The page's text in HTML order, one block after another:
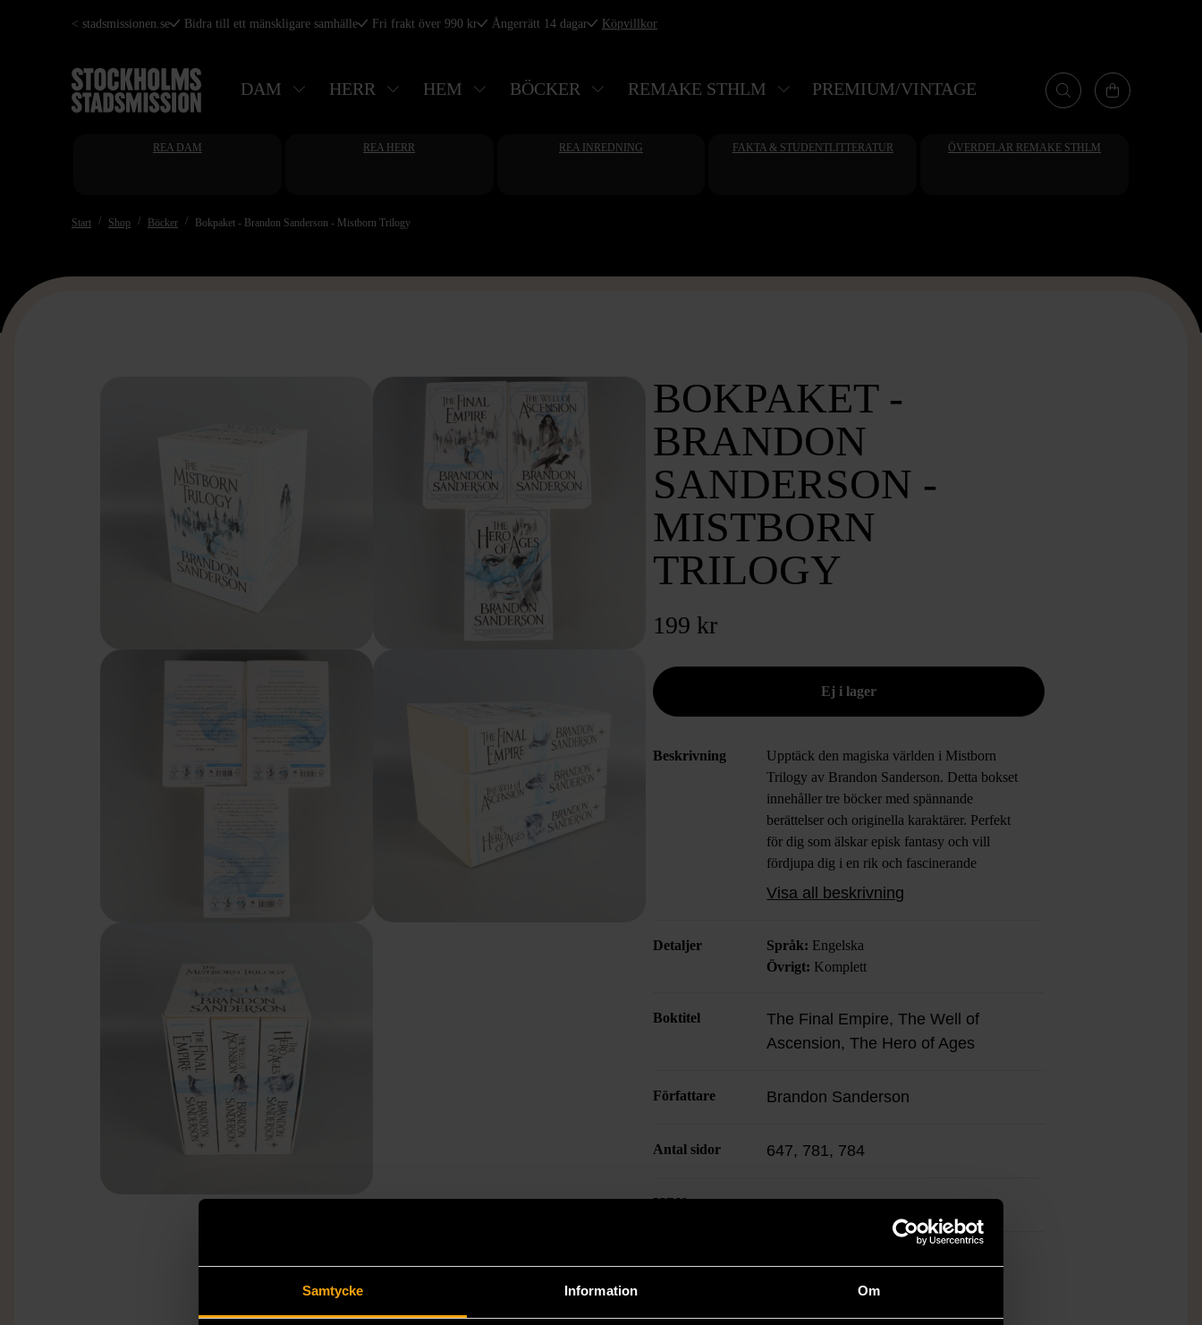
Samtycke Information Om
Hoppa
huvudinnehåll
< stadsmissionen.se Bidra till ett mänskligare samhälle Fri frakt över 990 kr Ångerrätt 14 dagar Köpvillkor
DAM HERR HEM BÖCKER REMAKE STHLM PREMIUM/VINTAGE
REA DAM REA HERR REA INREDNING FAKTA & STUDENTLITTERATUR ÖVERDELAR REMAKE STHLM
Start Shop Böcker Bokpaket - Brandon Sanderson - Mistborn Trilogy
BOKPAKET -
BRANDON
SANDERSON -
MISTBORN
TRILOGY
199 kr
Beskrivning
Upptäck den magiska världen i Mistborn
Trilogy av Brandon Sanderson. Detta bokset
innehåller tre böcker med spännande
berättelser och originella karaktärer. Perfekt
för dig som älskar episk fantasy och vill
fördjupa dig i en rik och fascinerande
handling. Serien bjuder på häpnadsväckande
äventyr och intriger som håller dig fängslad
Visa all beskrivning
Detaljer Språk: Engelska
Övrigt: Komplett
Boktitel
The Final Empire, The Well of
Ascension, The Hero of Ages
Författare Brandon Sanderson
Antal sidor 647, 781, 784
ISBN 978-1-473-21369-2
Produkten är sparsamt använd, är av fin
kvalitet och ska inte ha några skador eller